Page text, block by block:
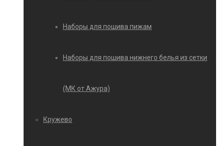
Наборы для пошива пижам
Наборы для пошива нижнего белья из сетки
(МК от Ажура)
Кружево